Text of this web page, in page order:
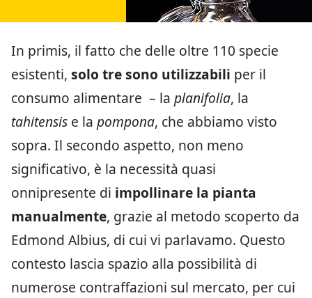
In primis, il fatto che delle oltre 110 specie
esistenti, solo tre sono utilizzabili per il
consumo alimentare – la planifolia, la
tahitensis e la pompona, che abbiamo visto
sopra. Il secondo aspetto, non meno
significativo, è la necessità quasi
onnipresente di impollinare la pianta
manualmente, grazie al metodo scoperto da
Edmond Albius, di cui vi parlavamo. Questo
contesto lascia spazio alla possibilità di
numerose contraffazioni sul mercato, per cui